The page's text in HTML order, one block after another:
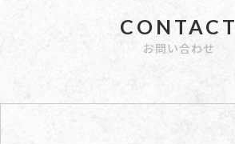
CONTACT
お問い合わせ